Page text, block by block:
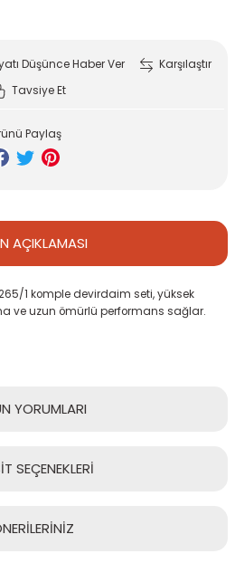
Düşünce Haber Ver
Karşılaştır
Tavsiye Et
Paylaş
AÇIKLAMASI
1 komple devirdaim seti, yüksek
ve uzun ömürlü performans sağlar.
YORUMLARI
SEÇENEKLERİ